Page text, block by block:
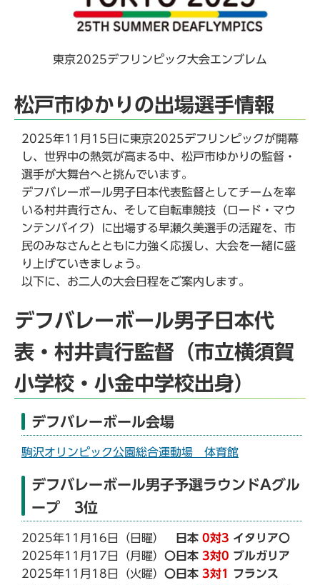
東京2025デフリンピック大会エンブレム
松戸市ゆかりの出場選手情報
2025年11月15日に東京2025デフリンピックが開幕
し、世界中の熱気が高まる中、松戸市ゆかりの監督・
選手が大舞台へと挑んでいます。
デフバレーボール男子日本代表監督としてチームを率
いる村井貴行さん、そして自転車競技（ロード・マウ
ンテンバイク）に出場する早瀬久美選手の活躍を、市
民のみなさんとともに力強く応援し、大会を一緒に盛
り上げていきましょう。
以下に、お二人の大会日程をご案内します。
デフバレーボール男子日本代
表・村井貴行監督（市立横須賀
小学校・小金中学校出身）
デフバレーボール会場
駒沢オリンピック公園総合運動場 体育館
デフバレーボール男子予選ラウンドAグル
ープ 3位
2025年11月16日（日曜） 日本 0対3 イタリア〇
2025年11月17日（月曜） 〇日本 3対0 ブルガリア
2025年11月18日（火曜） 〇日本 3対1 フランス